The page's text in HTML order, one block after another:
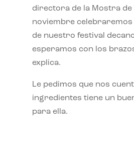
directora de la Mostra de
noviembre celebraremos
de nuestro festival
esperamos con los
explica.
Le pedimos que nos
ingredientes tiene un
para ella.